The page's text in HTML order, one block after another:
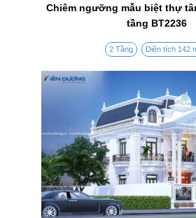
Chiêm ngưỡng mẫu biệt thự
tầng BT2236
2 Tầng Diện tích 142